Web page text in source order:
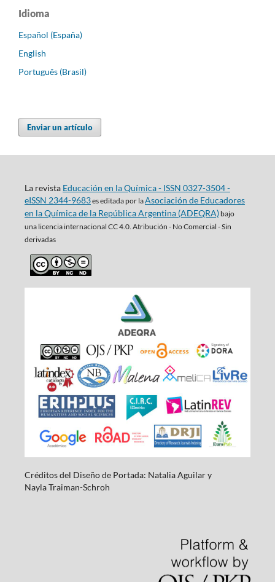
Idioma
Español (España)
English
Português (Brasil)
Enviar un artículo
La revista Educación en la Química - ISSN 0327-3504 -
eISSN 2344-9683es editada por laAsociación de Educadores
en la Química de la República Argentina (ADEQRA)bajo
una licencia internacional CC 4.0. Atribución - No Comercial - Sin
derivadas
Créditos del Diseño de Portada: Natalia Aguilar y
NaylaTraiman-Schroh